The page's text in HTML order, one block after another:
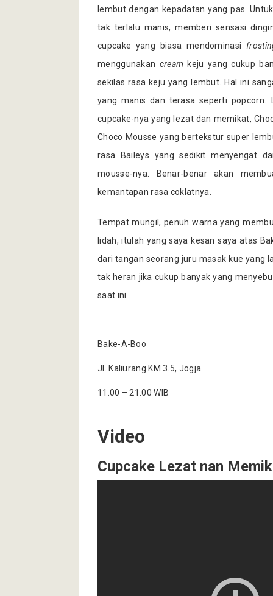
lembut dengan kepadatan yang pas.
tak terlalu manis, memberi sensasi
cupcake yang biasa mendominasi
menggunakan creamkeju yang cukup
sekilas rasa keju yang lembut. Hal ini
yang manis dan terasa seperti popcorn
cupcake-nya yang lezat dan memikat,
Choco Mousse yang bertekstur super
rasa Baileys yang sedikit menyengat
mousse-nya. Benar-benar akan
kemantapan rasa coklatnya.
Tempat mungil, penuh warna yang
lidah, itulah yang saya kesan saya atas
dari tangan seorang juru masak kue yang
tak heran jika cukup banyak yang
saat ini.
Bake-A-Boo
Jl. Kaliurang KM 3.5, Jogja
11.00 – 21.00 WIB
Video
Cupcake Lezat nan